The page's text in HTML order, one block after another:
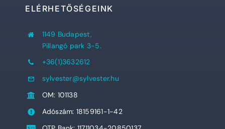
ELÉRHETŐSÉGEINK
1149 Budapest,
Pillangó park 3-5.
+36(1)3632612
sylvester@sylvester.hu
OM: 101138
Adószám: 18159161-1-42